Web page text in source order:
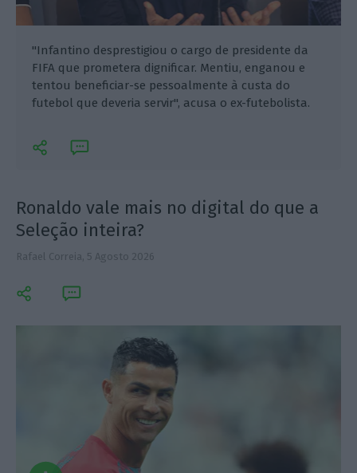
"Infantino desprestigiou o cargo de presidente da
FIFA que prometera dignificar. Mentiu, enganou e
tentou beneficiar-se pessoalmente à custa do
futebol que deveria servir", acusa o ex-futebolista.
Ronaldo vale mais no digital do que a
Seleção inteira?
Rafael Correia, 5 Agosto 2026